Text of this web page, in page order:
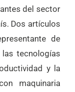
del sector
Dos artículos
de
tecnologías
y la
maquinaria